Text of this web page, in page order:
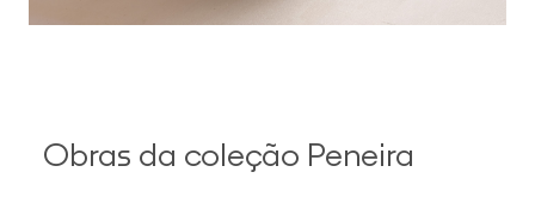
Obras da coleção Peneira